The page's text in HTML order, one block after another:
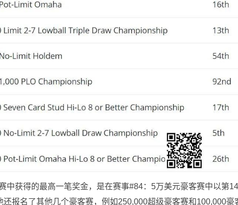
中获得的最高一笔奖金，是在赛事#84：5万美元豪客赛中以第
还报名了其他几个豪客赛，例如250,000超级豪客赛和100,000豪